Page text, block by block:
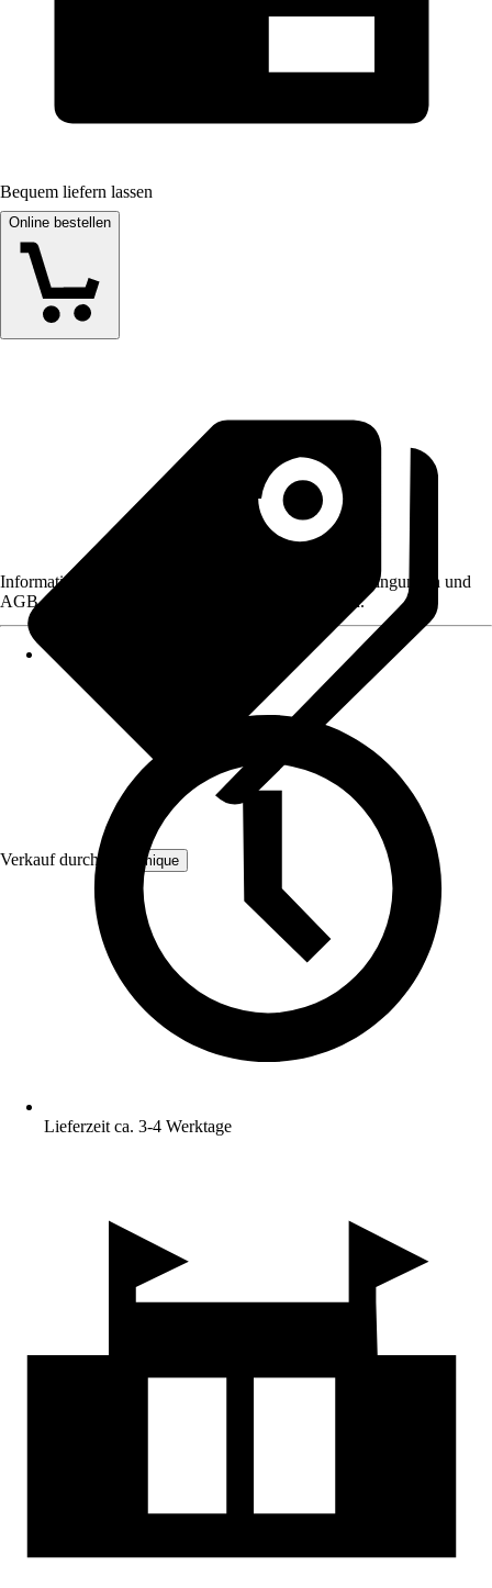
Bequem liefern lassen
Online bestellen
Verkauf durch: Bloomique
Informationen des Verkäufers, wie z. B. Rückgabebedingungen und
AGB, finden Sie bei Klick auf den Verkäufernamen.
Lieferzeit ca. 3-4 Werktage